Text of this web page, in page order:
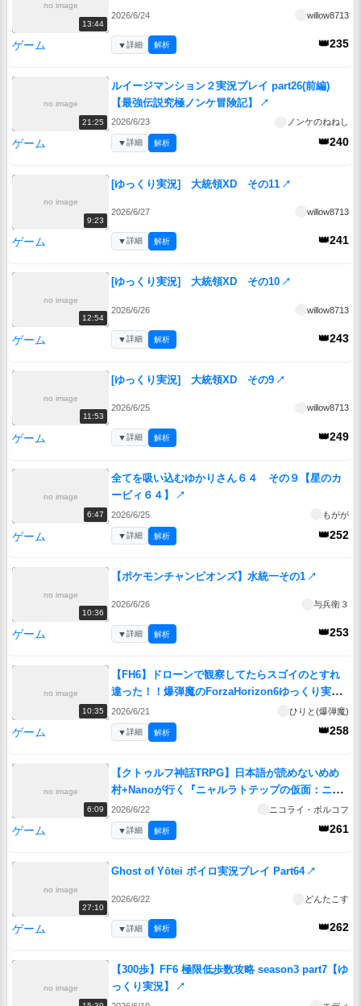
no image
13:44
2026/6/24 willow8713
ゲーム 👑235
▼詳細 解析
no image
21:25
ルイージマンション２実況プレイ part26(前編)
【最強伝説究極ノンケ冒険記】
↗
2026/6/23 ノンケのねねし
ゲーム 👑240
▼詳細 解析
no image
9:23
[ゆっくり実況] 大統領XD その11 ↗
2026/6/27 willow8713
ゲーム 👑241
▼詳細 解析
no image
12:54
[ゆっくり実況] 大統領XD その10 ↗
2026/6/26 willow8713
ゲーム 👑243
▼詳細 解析
no image
11:53
[ゆっくり実況] 大統領XD その9 ↗
2026/6/25 willow8713
ゲーム 👑249
▼詳細 解析
no image
6:47
全てを吸い込むゆかりさん６４ その９【星のカ
ービィ６４】
↗
2026/6/25 もがが
ゲーム 👑252
▼詳細 解析
no image
10:36
【ポケモンチャンピオンズ】水統一その1 ↗
2026/6/26 与兵衛３
ゲーム 👑253
▼詳細 解析
no image
10:35
【FH6】ドローンで観察してたらスゴイのとすれ
違った！！爆弾魔のForzaHorizon6ゆっくり実況
↗
2026/6/21 ひりと(爆弾魔)
ゲーム 👑258
▼詳細 解析
no image
6:09
【クトゥルフ神話TRPG】日本語が読めないめめ
村+Nanoが行く『ニャルラトテップの仮面：ニュ
ーヨーク編』 第二話【実卓リプレイ】↗
2026/6/22 ニコライ・ボルコフ
ゲーム 👑261
▼詳細 解析
no image
27:10
Ghost of Yōtei ボイロ実況プレイ Part64 ↗
2026/6/22 どんたこす
ゲーム 👑262
▼詳細 解析
no image
【300歩】FF6 極限低歩数攻略 season3 part7【ゆ
っくり実況】
↗